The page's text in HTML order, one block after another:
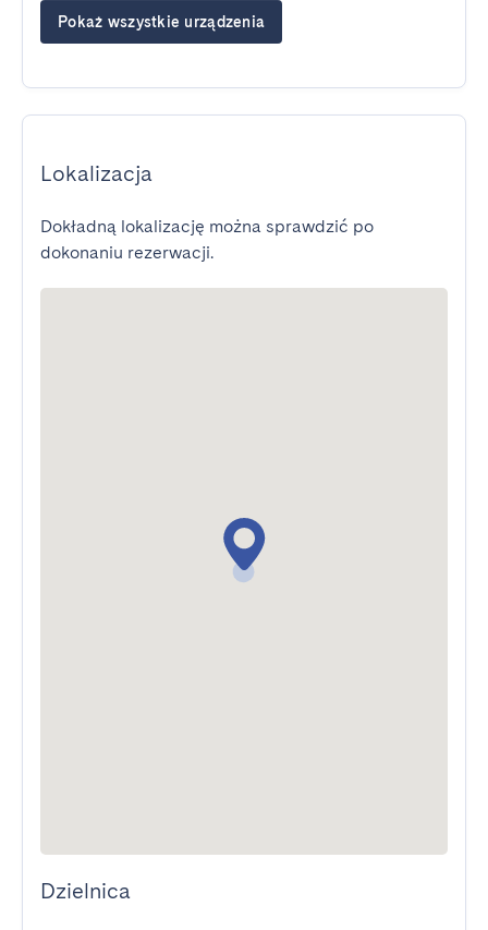
Pokaż wszystkie urządzenia
Lokalizacja
Dokładną lokalizację można sprawdzić po
dokonaniu rezerwacji.
Dzielnica